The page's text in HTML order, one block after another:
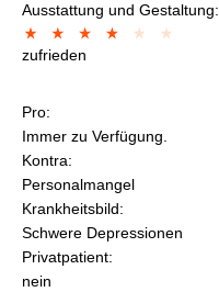
Ausstattung und Gestaltung:
zufrieden
Pro:
Immer zu Verfügung.
Kontra:
Personalmangel
Krankheitsbild:
Schwere Depressionen
Privatpatient:
nein